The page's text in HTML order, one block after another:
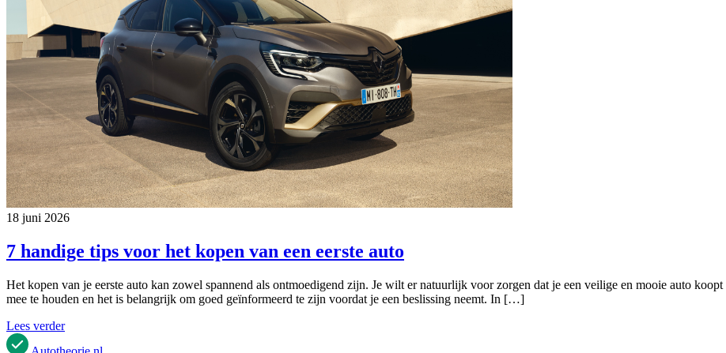
18 juni 2026
7 handige tips voor het kopen van een eerste auto
Het kopen van je eerste auto kan zowel spannend als ontmoedigend zijn. Je wilt er natuurlijk voor zorgen dat je een veilige en mooie auto
mee te houden en het is belangrijk om goed geïnformeerd te zijn voordat je een beslissing neemt. In […]
Lees verder